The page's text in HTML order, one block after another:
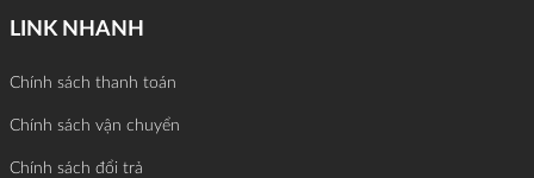
LINK NHANH
Chính sách thanh toán
Chính sách vận chuyển
Chính sách đổi trả